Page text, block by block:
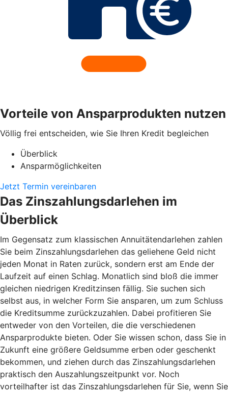
Vorteile von Ansparprodukten nutzen
Völlig frei entscheiden, wie Sie Ihren Kredit begleichen
Überblick
Ansparmöglichkeiten
Jetzt Termin vereinbaren
Das Zinszahlungsdarlehen im
Überblick
Im Gegensatz zum klassischen Annuitätendarlehen zahlen
Sie beim Zinszahlungsdarlehen das geliehene Geld nicht
jeden Monat in Raten zurück, sondern erst am Ende der
Laufzeit auf einen Schlag. Monatlich sind bloß die immer
gleichen niedrigen Kreditzinsen fällig. Sie suchen sich
selbst aus, in welcher Form Sie ansparen, um zum Schluss
die Kreditsumme zurückzuzahlen. Dabei profitieren Sie
entweder von den Vorteilen, die die verschiedenen
Ansparprodukte bieten. Oder Sie wissen schon, dass Sie in
Zukunft eine größere Geldsumme erben oder geschenkt
bekommen, und ziehen durch das Zinszahlungsdarlehen
praktisch den Auszahlungszeitpunkt vor. Noch
vorteilhafter ist das Zinszahlungsdarlehen für Sie, wenn Sie